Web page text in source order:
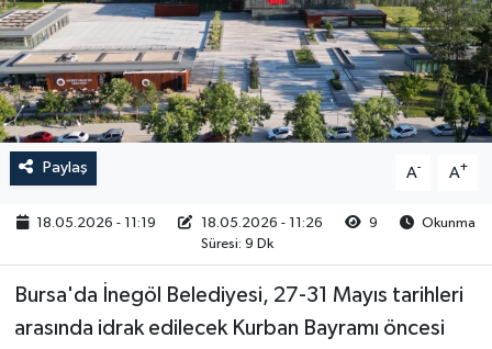
Paylaş A- A+
18.05.2026 - 11:19 18.05.2026 - 11:26 9
Okunma
Süresi: 9 Dk
Bursa'da İnegöl Belediyesi, 27-31 Mayıs tarihleri
arasında idrak edilecek Kurban Bayramı öncesi
RESMİ İLAN